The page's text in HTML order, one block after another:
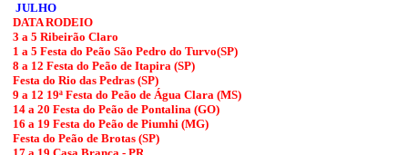
JULHO
DATA RODEIO
3 a 5 Ribeirão Claro
1 a 5 Festa do Peão São Pedro do Turvo(SP)
8 a 12 Festa do Peão de Itapira (SP)
Festa do Rio das Pedras (SP)
9 a 12 19ª Festa do Peão de Água Clara (MS)
14 a 20 Festa do Peão de Pontalina (GO)
16 a 19 Festa do Peão de Piumhi (MG)
Festa do Peão de Brotas (SP)